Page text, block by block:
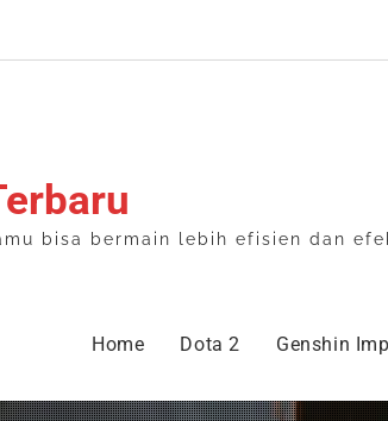
bisa bermain lebih efisien dan
Home Dota 2 Genshin